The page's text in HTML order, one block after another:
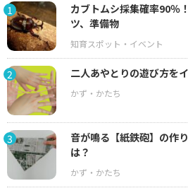
1
カブトムシ採集確率90％
ツ、準備物
2 二人あやとりの遊び方を
3
音が鳴る【紙鉄砲】の作
は？